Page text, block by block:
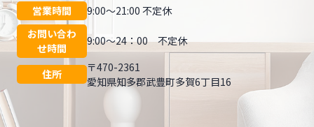
営業時間
9:00～21:00 不定休
お問い合わ
せ時間
9:00～24：00 不定休
住所
〒470-2361
愛知県知多郡武豊町多賀6丁目16